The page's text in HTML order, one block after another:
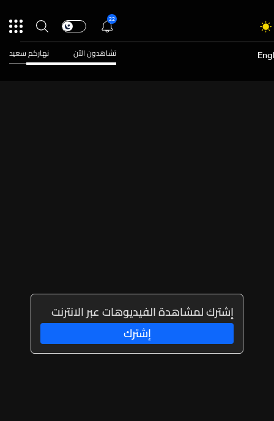
22
تشاهدون الآن نهاركم سعيد
إشترك لمشاهدة الفيديوهات عبر الانترنت
إشترك